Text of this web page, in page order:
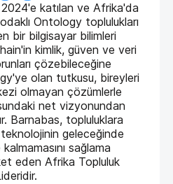
katılan ve Afrika'da
Ontology toplulukları
bir bilgisayar bilimleri
kimlik, güven ve veri
çözebileceğine
olan tutkusu, bireyleri
olmayan çözümlerle
net vizyonundan
Barnabas, topluluklara
geleceğinde
sağlama
eden Afrika Topluluk